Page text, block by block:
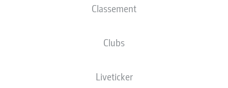
Classement
Clubs
Liveticker